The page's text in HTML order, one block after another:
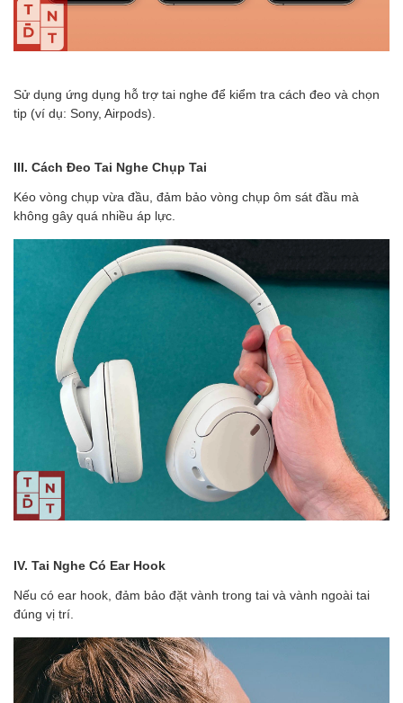
Sử dụng ứng dụng hỗ trợ tai nghe để kiểm tra cách đeo và chọn
tip (ví dụ: Sony, Airpods).
III. Cách Đeo Tai Nghe Chụp Tai
Kéo vòng chụp vừa đầu, đảm bảo vòng chụp ôm sát đầu mà
không gây quá nhiều áp lực.
IV. Tai Nghe Có Ear Hook
Nếu có ear hook, đảm bảo đặt vành trong tai và vành ngoài tai
đúng vị trí.